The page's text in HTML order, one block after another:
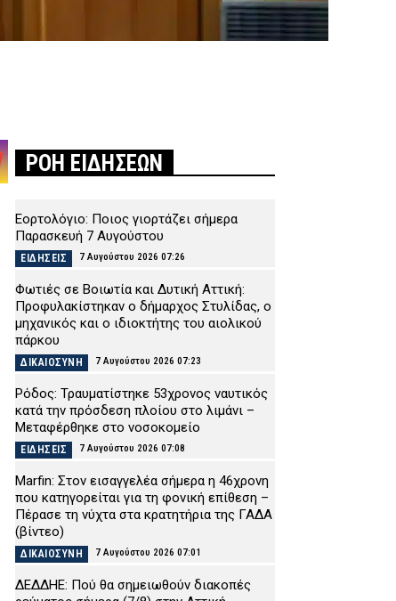
ΡΟΗ ΕΙΔΗΣΕΩΝ
Εορτολόγιο: Ποιος γιορτάζει σήμερα
Παρασκευή 7 Αυγούστου
ΕΙΔΗΣΕΙΣ 7 Αυγούστου 2026 07:26
Φωτιές σε Βοιωτία και Δυτική Αττική:
Προφυλακίστηκαν ο δήμαρχος Στυλίδας, ο
μηχανικός και ο ιδιοκτήτης του αιολικού
πάρκου
ΔΙΚΑΙΟΣΥΝΗ 7 Αυγούστου 2026 07:23
Ρόδος: Τραυματίστηκε 53χρονος ναυτικός
κατά την πρόσδεση πλοίου στο λιμάνι –
Μεταφέρθηκε στο νοσοκομείο
ΕΙΔΗΣΕΙΣ 7 Αυγούστου 2026 07:08
Marfin: Στον εισαγγελέα σήμερα η 46χρονη
που κατηγορείται για τη φονική επίθεση –
Πέρασε τη νύχτα στα κρατητήρια της ΓΑΔΑ
(βίντεο)
ΔΙΚΑΙΟΣΥΝΗ 7 Αυγούστου 2026 07:01
ΔΕΔΔΗΕ: Πού θα σημειωθούν διακοπές